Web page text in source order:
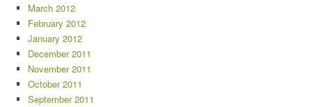
March 2012
February 2012
January 2012
December 2011
November 2011
October 2011
September 2011